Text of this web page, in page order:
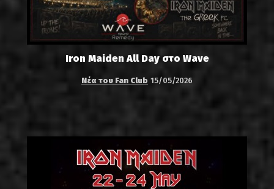
Iron Maiden All Day στο Wave
Νέα του Fan Club 15/05/2026